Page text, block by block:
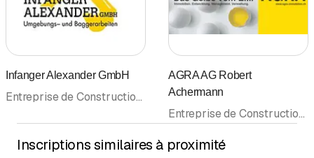
Infanger Alexander GmbH
Entreprise de Construction • Génie civil • Paysagistes • Agricoles, entreprise de travaux • Déneigement
AGRA AG Robert
Achermann
Entreprise de Construction • Gérance immobilière • Immobilier • Agence immobilière • Société immobilière
Inscriptions similaires à proximité